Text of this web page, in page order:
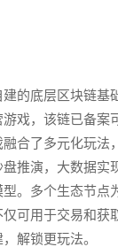
的底层区块链基
戏，该链已备案
合了多元化玩法
推演，大数据实
。多个生态节点
可用于交易和获
解锁更玩法。